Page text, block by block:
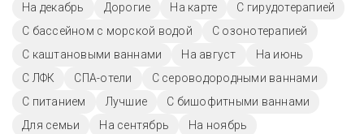
На декабрь
Дорогие На карте
С гирудотерапией
С бассейном с морской водой
С озонотерапией
С каштановыми ваннами
На август
На июнь
С ЛФК
СПА-отели
С сероводородными ваннами
С питанием
Лучшие
С бишофитными ваннами
Для семьи
На сентябрь
На ноябрь